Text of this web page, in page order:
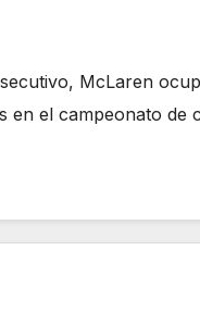
McLaren
en el campeonato de